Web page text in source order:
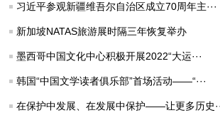
习近平参观新疆维吾尔自治区成立70周年主···
新加坡NATAS旅游展时隔三年恢复举办
墨西哥中国文化中心积极开展2022“大运···
韩国“中国文学读者俱乐部”首场活动——“···
在保护中发展、在发展中保护——让更多历史